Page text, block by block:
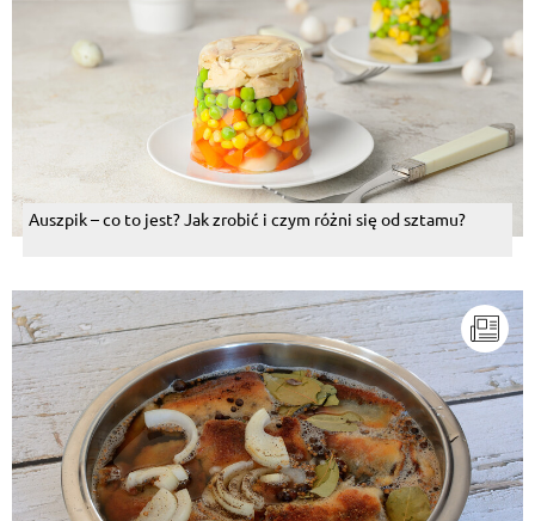
Auszpik – co to jest? Jak zrobić i czym różni się od sztamu?